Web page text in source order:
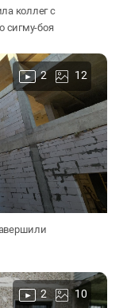
коллег с
сигму-боя
2 12
2 10